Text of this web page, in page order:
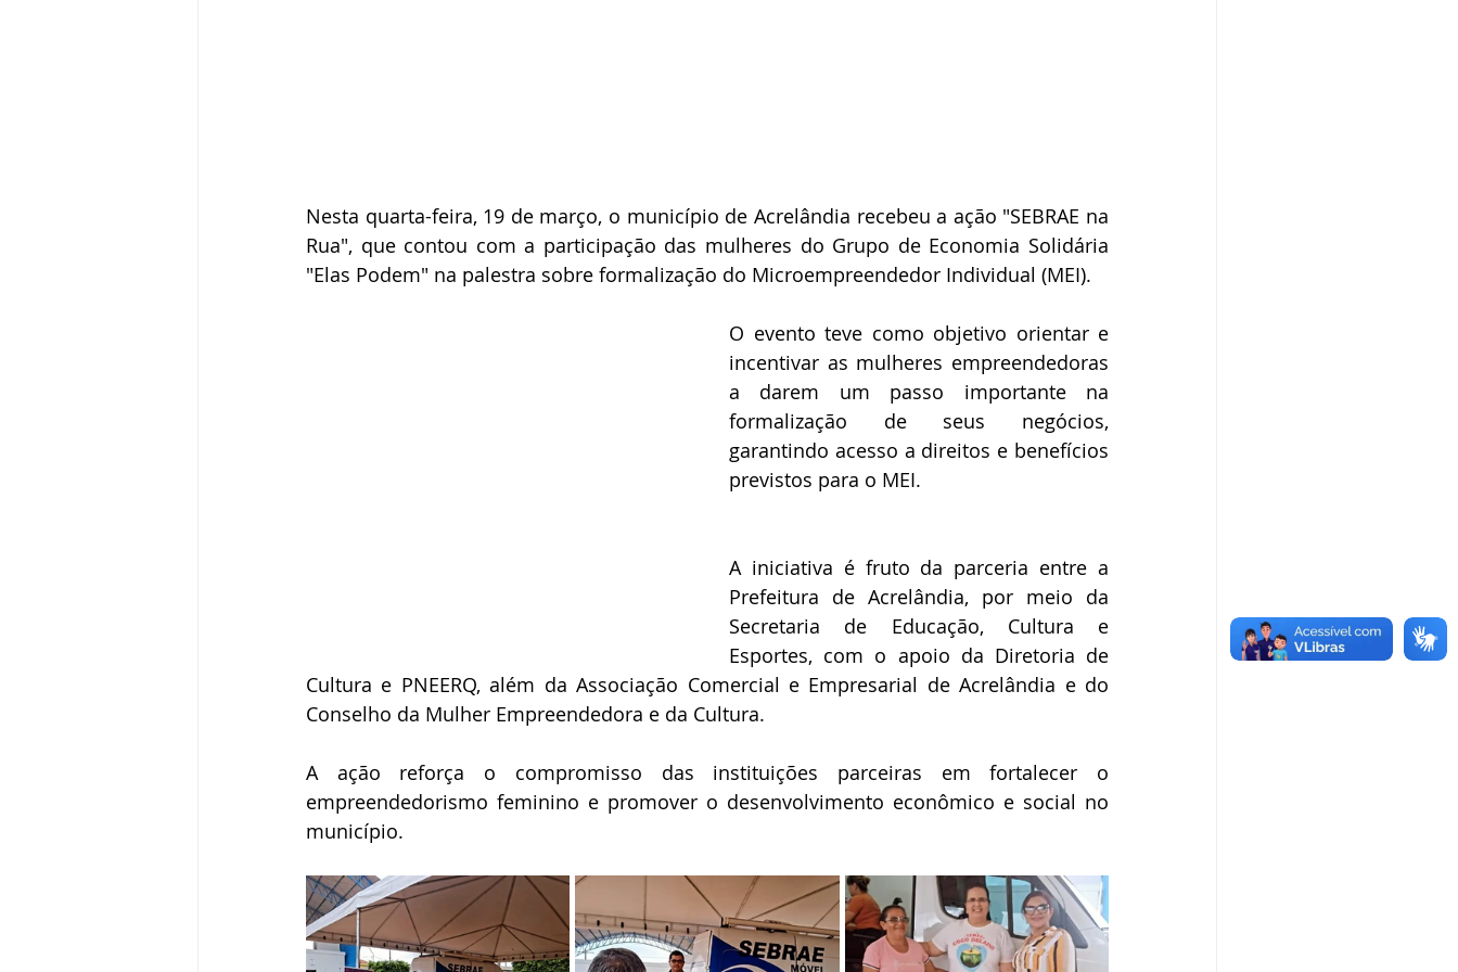
Nesta quarta-feira, 19 de março, o município de Acrelândia recebeu a ação "SEBRAE na
Rua", que contou com a participação das mulheres do Grupo de Economia Solidária
"Elas Podem" na palestra sobre formalização do Microempreendedor Individual (MEI).
O evento teve como objetivo orientar e
incentivar as mulheres empreendedoras
a darem um passo importante na
formalização de seus negócios,
garantindo acesso a direitos e benefícios
previstos para o MEI.
A iniciativa é fruto da parceria entre a
Prefeitura de Acrelândia, por meio da
Secretaria de Educação, Cultura e
Esportes, com o apoio da Diretoria de
Cultura e PNEERQ, além da Associação Comercial e Empresarial de Acrelândia e do
Conselho da Mulher Empreendedora e da Cultura.
A ação reforça o compromisso das instituições parceiras em fortalecer o
empreendedorismo feminino e promover o desenvolvimento econômico e social no
município.